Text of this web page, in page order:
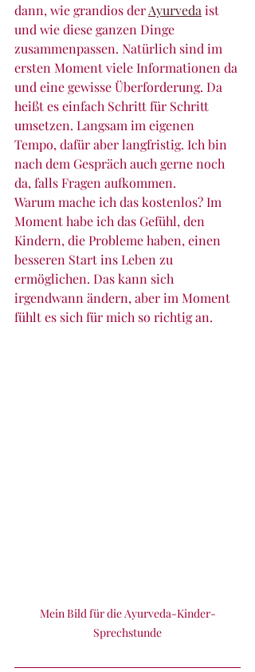
dann, wie grandios der Ayurveda ist
und wie diese ganzen Dinge
zusammenpassen. Natürlich sind im
ersten Moment viele Informationen da
und eine gewisse Überforderung. Da
heißt es einfach Schritt für Schritt
umsetzen. Langsam im eigenen
Tempo, dafür aber langfristig. Ich bin
nach dem Gespräch auch gerne noch
da, falls Fragen aufkommen.
Warum mache ich das kostenlos? Im
Moment habe ich das Gefühl, den
Kindern, die Probleme haben, einen
besseren Start ins Leben zu
ermöglichen. Das kann sich
irgendwann ändern, aber im Moment
fühlt es sich für mich so richtig an.
Mein Bild für die Ayurveda-Kinder-
Sprechstunde